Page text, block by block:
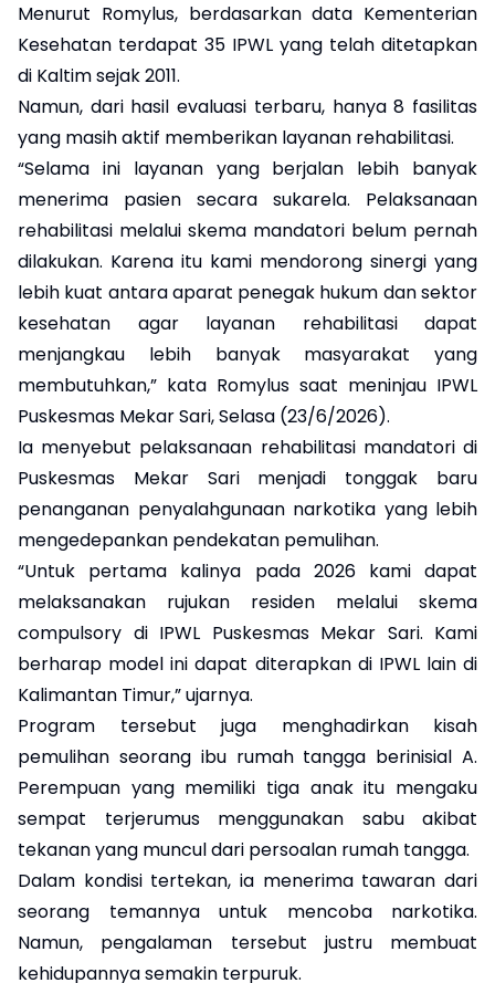
Menurut Romylus, berdasarkan data Kementerian
Kesehatan terdapat 35 IPWL yang telah ditetapkan
di Kaltim sejak 2011.
Namun, dari hasil evaluasi terbaru, hanya 8 fasilitas
yang masih aktif memberikan layanan rehabilitasi.
“Selama ini layanan yang berjalan lebih banyak
menerima pasien secara sukarela. Pelaksanaan
rehabilitasi melalui skema mandatori belum pernah
dilakukan. Karena itu kami mendorong sinergi yang
lebih kuat antara aparat penegak hukum dan sektor
kesehatan agar layanan rehabilitasi dapat
menjangkau lebih banyak masyarakat yang
membutuhkan,” kata Romylus saat meninjau IPWL
Puskesmas Mekar Sari, Selasa (23/6/2026).
Ia menyebut pelaksanaan rehabilitasi mandatori di
Puskesmas Mekar Sari menjadi tonggak baru
penanganan penyalahgunaan narkotika yang lebih
mengedepankan pendekatan pemulihan.
“Untuk pertama kalinya pada 2026 kami dapat
melaksanakan rujukan residen melalui skema
compulsory di IPWL Puskesmas Mekar Sari. Kami
berharap model ini dapat diterapkan di IPWL lain di
Kalimantan Timur,” ujarnya.
Program tersebut juga menghadirkan kisah
pemulihan seorang ibu rumah tangga berinisial A.
Perempuan yang memiliki tiga anak itu mengaku
sempat terjerumus menggunakan sabu akibat
tekanan yang muncul dari persoalan rumah tangga.
Dalam kondisi tertekan, ia menerima tawaran dari
seorang temannya untuk mencoba narkotika.
Namun, pengalaman tersebut justru membuat
kehidupannya semakin terpuruk.